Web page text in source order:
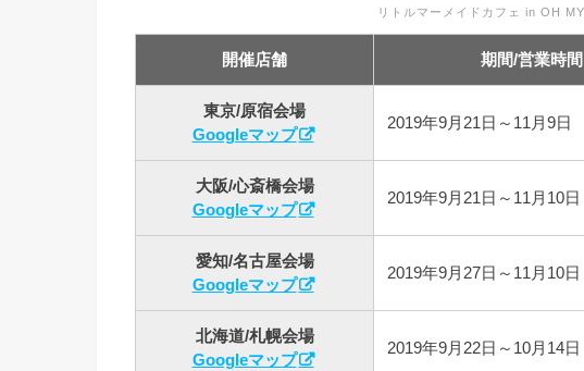
リトルマーメイドカフェ in OH
開催店舗 期間/営業時間
東京/原宿会場
Googleマップ
2019年9月21日～11月9日
大阪/心斎橋会場
Googleマップ
2019年9月21日～11月10日
愛知/名古屋会場
Googleマップ
2019年9月27日～11月10日
北海道/札幌会場
Googleマップ
2019年9月22日～10月14日